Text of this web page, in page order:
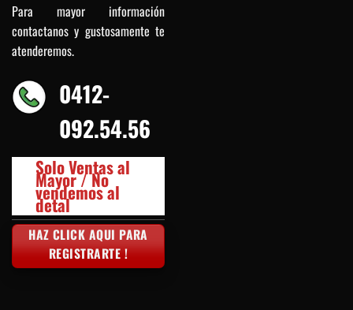
Para mayor información
contactanos y gustosamente te
atenderemos.
0412-
092.54.56
Solo Ventas al
Mayor / No
vendemos al
detal
HAZ CLICK AQUI PARA
REGISTRARTE !